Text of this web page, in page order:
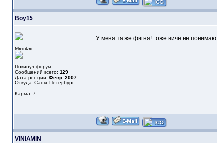
Boy15
Member
Покинул форум
Сообщений всего: 129
Дата рег-ции: Февр. 2007
Откуда: Санкт-Петербург
Карма -7
У меня та же фигня! Тоже ничё не
ViNiAMiN